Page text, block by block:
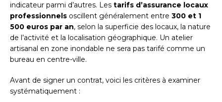
indicateur parmi d’autres. Les tarifs d’assurance locaux
professionnels oscillent généralement entre 300 et 1
500 euros par an, selon la superficie des locaux, la nature
de l’activité et la localisation géographique. Un atelier
artisanal en zone inondable ne sera pas tarifé comme un
bureau en centre-ville.
Avant de signer un contrat, voici les critères à examiner
systématiquement :